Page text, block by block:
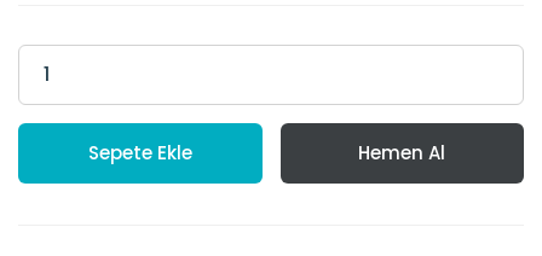
Sepete Ekle Hemen Al